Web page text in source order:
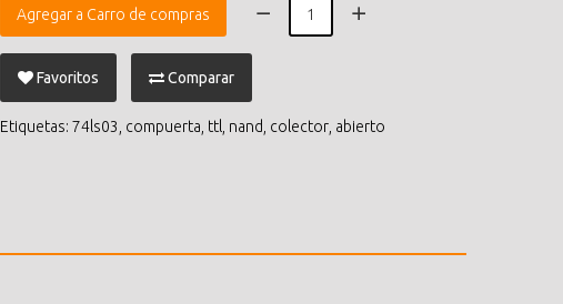
Agregar a Carro de compras
Favoritos Comparar
Etiquetas: 74ls03 compuerta ttl nand colector abierto